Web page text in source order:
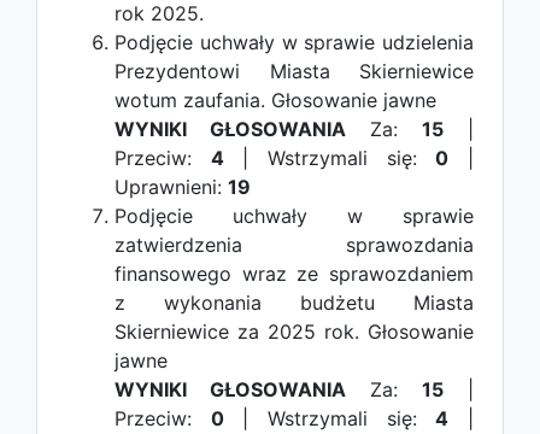
rok 2025.
Podjęcie uchwały w sprawie udzielenia
Prezydentowi Miasta Skierniewice
wotum zaufania. Głosowanie jawne
WYNIKI GŁOSOWANIA Za: 15
Przeciw: 4| Wstrzymali się:0
Uprawnieni: 19
Podjęcie uchwały w sprawie
zatwierdzenia sprawozdania
finansowego wraz ze sprawozdaniem
z wykonania budżetu Miasta
Skierniewice za 2025 rok. Głosowanie
jawne
WYNIKI GŁOSOWANIA Za: 15
Przeciw: 0| Wstrzymali się:4